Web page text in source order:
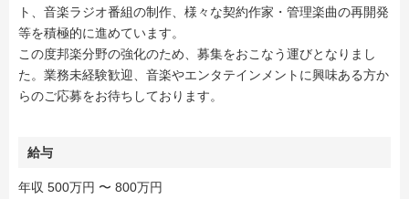
ト、音楽ラジオ番組の制作、様々な契約作家・管理楽曲の再開発
等を積極的に進めています。
この度邦楽分野の強化のため、募集をおこなう運びとなりまし
た。業務未経験歓迎、音楽やエンタテインメントに興味ある方か
らのご応募をお待ちしております。
給与
年収 500万円 〜 800万円